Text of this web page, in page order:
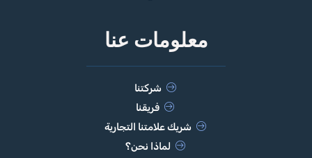
معلومات عنا
شركتنا
فريقنا
شريك علامتنا التجارية
لماذا نحن؟